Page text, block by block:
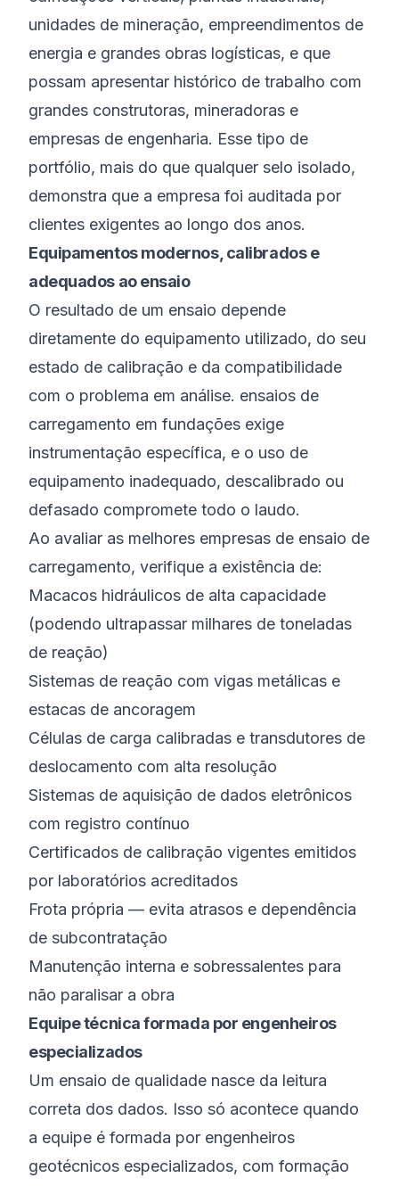
unidades de mineração, empreendimentos de
energia e grandes obras logísticas, e que
possam apresentar histórico de trabalho com
grandes construtoras, mineradoras e
empresas de engenharia. Esse tipo de
portfólio, mais do que qualquer selo isolado,
demonstra que a empresa foi auditada por
clientes exigentes ao longo dos anos.
Equipamentos modernos, calibrados e
adequados ao ensaio
O resultado de um ensaio depende
diretamente do equipamento utilizado, do seu
estado de calibração e da compatibilidade
com o problema em análise. ensaios de
carregamento em fundações exige
instrumentação específica, e o uso de
equipamento inadequado, descalibrado ou
defasado compromete todo o laudo.
Ao avaliar as melhores empresas de ensaio de
carregamento, verifique a existência de:
Macacos hidráulicos de alta capacidade
(podendo ultrapassar milhares de toneladas
de reação)
Sistemas de reação com vigas metálicas e
estacas de ancoragem
Células de carga calibradas e transdutores de
deslocamento com alta resolução
Sistemas de aquisição de dados eletrônicos
com registro contínuo
Certificados de calibração vigentes emitidos
por laboratórios acreditados
Frota própria — evita atrasos e dependência
de subcontratação
Manutenção interna e sobressalentes para
não paralisar a obra
Equipe técnica formada por engenheiros
especializados
Um ensaio de qualidade nasce da leitura
correta dos dados. Isso só acontece quando
a equipe é formada por engenheiros
geotécnicos especializados, com formação